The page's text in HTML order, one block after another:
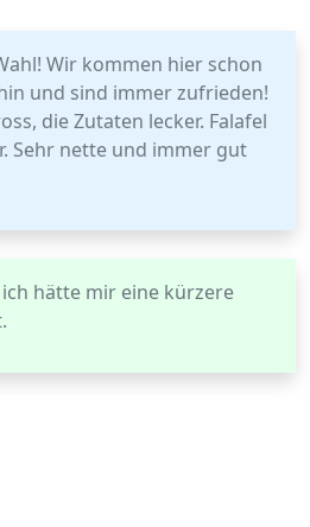
Wir kommen hier schon
und sind immer zufrieden!
die Zutaten lecker. Falafel
Sehr nette und immer gut
hätte mir eine kürzere